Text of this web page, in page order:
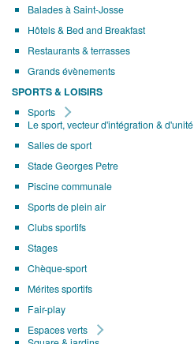
Balades à Saint-Josse
Hôtels & Bed and Breakfast
Restaurants & terrasses
Grands évènements
SPORTS & LOISIRS
Sports
Le sport, vecteur d'intégration & d'unité
Salles de sport
Stade Georges Petre
Piscine communale
Sports de plein air
Clubs sportifs
Stages
Chèque-sport
Mérites sportifs
Fair-play
Espaces verts